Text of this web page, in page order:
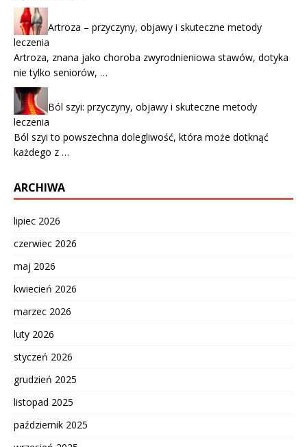
Artroza – przyczyny, objawy i skuteczne metody
leczenia
Artroza, znana jako choroba zwyrodnieniowa stawów, dotyka
nie tylko seniorów, …
Ból szyi: przyczyny, objawy i skuteczne metody
leczenia
Ból szyi to powszechna dolegliwość, która może dotknąć
każdego z …
ARCHIWA
lipiec 2026
czerwiec 2026
maj 2026
kwiecień 2026
marzec 2026
luty 2026
styczeń 2026
grudzień 2025
listopad 2025
październik 2025